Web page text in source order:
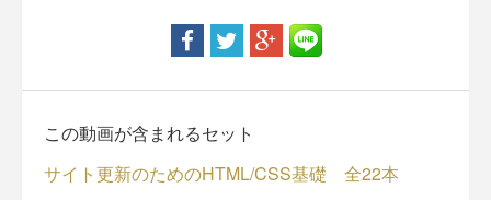
この動画が含まれるセット
サイト更新のためのHTML/CSS基礎 全22本